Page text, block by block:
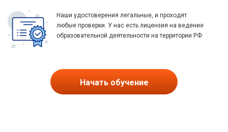
Наши удостоверения легальные, и проходят
любые проверки. У нас есть лицензия на ведение
образовательной деятельности на территории РФ
Начать обучение